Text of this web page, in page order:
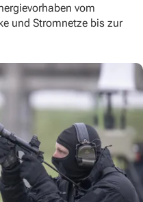
vom
und Stromnetze bis zur